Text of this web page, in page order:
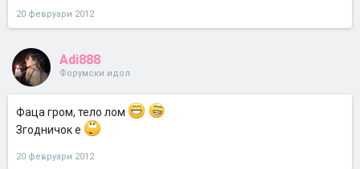
20 февруари 2012
Adi888
Форумски идол
Фаца гром, тело лом
Згодничок е
20 февруари 2012